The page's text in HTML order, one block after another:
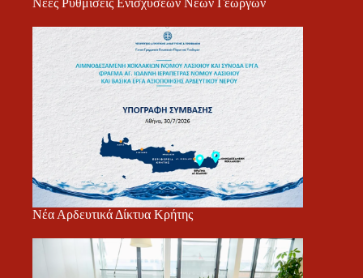
Νέες Ρυθμίσεις Ενισχύσεων Νέων Γεωργών
Νέα Αρδευτικά Δίκτυα Κρήτης